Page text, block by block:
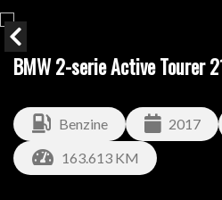
BMW 2-serie Active Tourer
Benzine 2017
163.613 KM